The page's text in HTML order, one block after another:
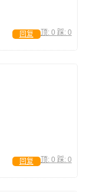
顶: 0 踩: 0
回复
顶: 0 踩: 0
回复